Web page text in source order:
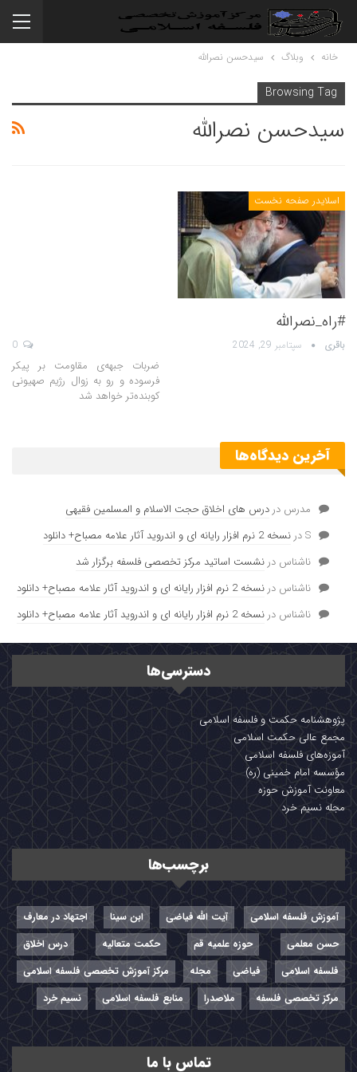
خانه وبلاگ سیدحسن نصرالله
Browsing Tag
سیدحسن نصرالله
اسلایدر صفحه نخست
#راه_نصرالله
باقری سپتامبر 29, 2024
ضربات جبهه‌ی مقاومت بر پیکر
فرسوده و رو به زوال رژیم صهیونی
کوبنده‌تر خواهد شد
آخرین دیدگاه‌ها
مدرس در درس های اخلاق حجت الاسلام و المسلمین فقیهی
Sدر نسخه 2 نرم افزار رایانه ای و اندروید آثار علامه مصباح+ دانلود
ناشناس در نشست اساتید مرکز تخصصی فلسفه برگزار شد
ناشناس در نسخه 2 نرم افزار رایانه ای و اندروید آثار علامه مصباح+ دانلود
ناشناس در نسخه 2 نرم افزار رایانه ای و اندروید آثار علامه مصباح+ دانلود
دسترسی‌ها
پژوهشنامه حکمت و فلسفه اسلامی
مجمع عالی حکمت اسلامی
آموزه‌های فلسفه اسلامی
مؤسسه امام خمینی (ره)
معاونت آموزش حوزه
مجله نسیم خرد
برچسب‌ها
آموزش فلسفه اسلامی آیت الله فیاضی ابن سینا
اجتهاد در معارف
حسن معلمی
حوزه علمیه قم حکمت متعالیه
درس اخلاق
فلسفه اسلامی
فیاضی مجله
مرکز آموزش تخصصی فلسفه اسلامی
مرکز تخصصی فلسفه
ملاصدرا منابع فلسفه اسلامی نسیم خرد
تماس با ما